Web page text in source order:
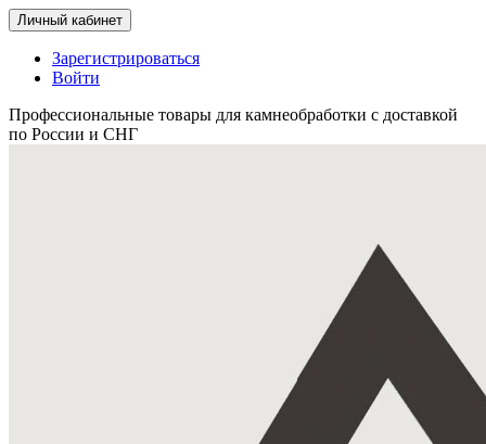
Личный кабинет
Зарегистрироваться
Войти
Профессиональные товары для камнеобработки с доставкой
по России и СНГ